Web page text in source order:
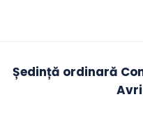
Ședință ordinară